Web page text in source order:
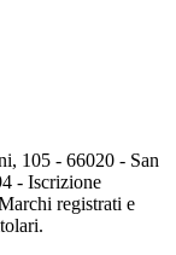
105 - 66020 - San
- Iscrizione
registrati e